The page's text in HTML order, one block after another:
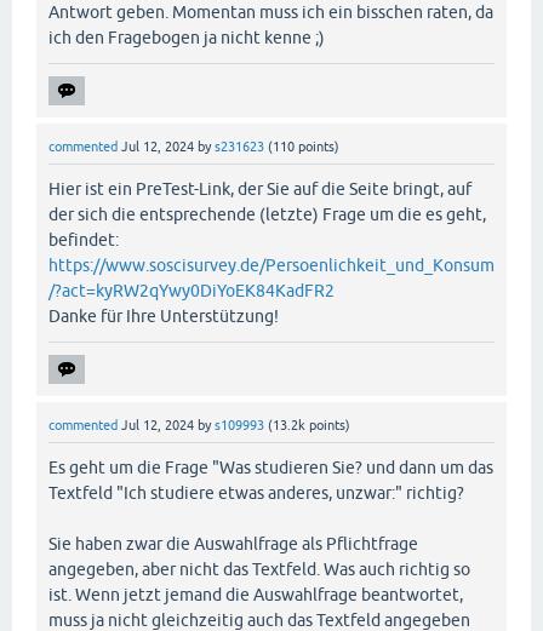
Antwort geben. Momentan muss ich ein bisschen raten, da
ich den Fragebogen ja nicht kenne ;)
commented Jul 12, 2024 bys231623 (110 points)
Hier ist ein PreTest-Link, der Sie auf die Seite bringt, auf
der sich die entsprechende (letzte) Frage um die es geht,
befindet:
https://www.soscisurvey.de/Persoenlichkeit_und_Konsum
/?act=kyRW2qYwy0DiYoEK84KadFR2
Danke für Ihre Unterstützung!
commented Jul 12, 2024 bys109993 (13.2k points)
Es geht um die Frage "Was studieren Sie? und dann um das
Textfeld "Ich studiere etwas anderes, unzwar:" richtig?
Sie haben zwar die Auswahlfrage als Pflichtfrage
angegeben, aber nicht das Textfeld. Was auch richtig so
ist. Wenn jetzt jemand die Auswahlfrage beantwortet,
muss ja nicht gleichzeitig auch das Textfeld angegeben